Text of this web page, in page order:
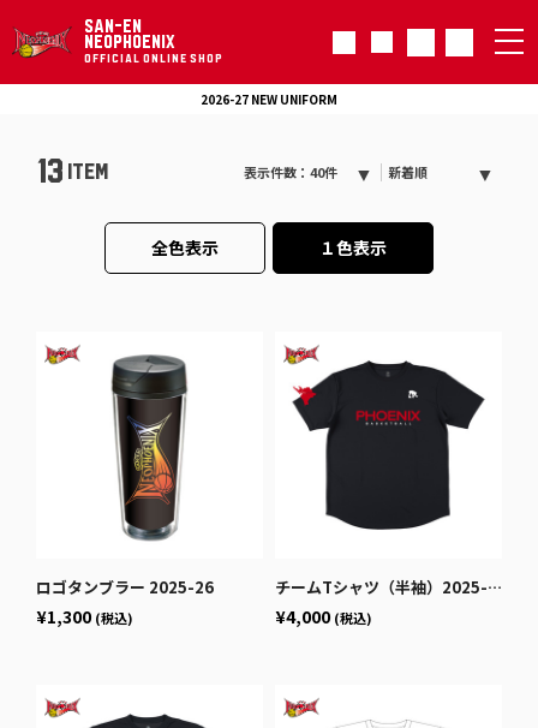
SAN-EN
NEOPHOENIX
OFFICIAL ONLINE SHOP
2026-27 NEW UNIFORM
13 ITEM 表示件数：40件 新着順
全色表示 １色表示
ロゴタンブラー 2025-26
¥1,300 (税込)
チームTシャツ（半袖）2025-26
¥4,000 (税込)